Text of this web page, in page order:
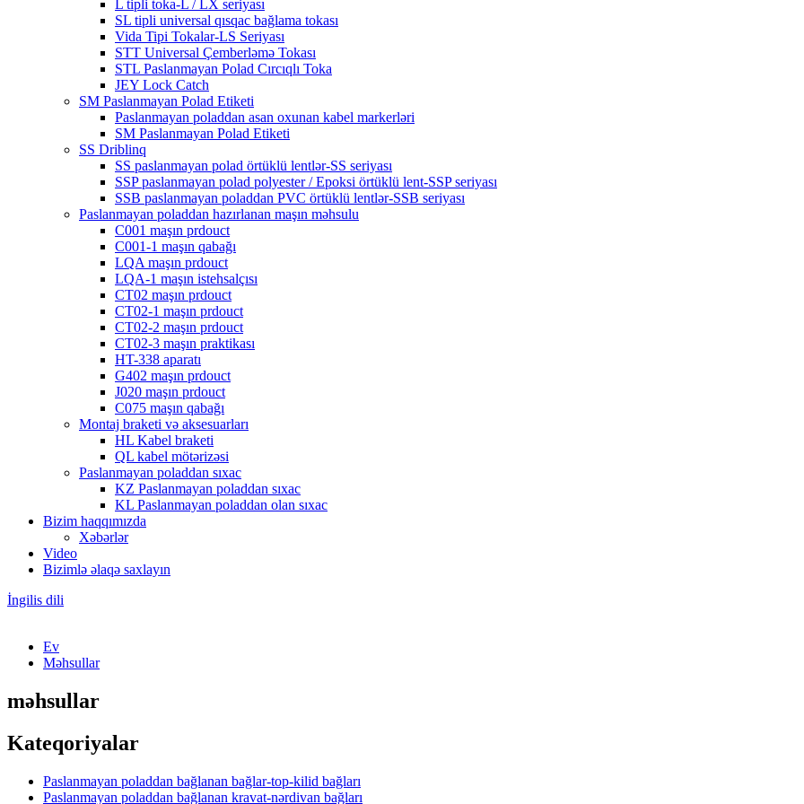
L tipli toka-L / LX seriyası
SL tipli universal qısqac bağlama tokası
Vida Tipi Tokalar-LS Seriyası
STT Universal Çemberləmə Tokası
STL Paslanmayan Polad Cırcıqlı Toka
JEY Lock Catch
SM Paslanmayan Polad Etiketi
Paslanmayan poladdan asan oxunan kabel markerləri
SM Paslanmayan Polad Etiketi
SS Driblinq
SS paslanmayan polad örtüklü lentlər-SS seriyası
SSP paslanmayan polad polyester / Epoksi örtüklü lent-SSP seriyası
SSB paslanmayan poladdan PVC örtüklü lentlər-SSB seriyası
Paslanmayan poladdan hazırlanan maşın məhsulu
C001 maşın prdouct
C001-1 maşın qabağı
LQA maşın prdouct
LQA-1 maşın istehsalçısı
CT02 maşın prdouct
CT02-1 maşın prdouct
CT02-2 maşın prdouct
CT02-3 maşın praktikası
HT-338 aparatı
G402 maşın prdouct
J020 maşın prdouct
C075 maşın qabağı
Montaj braketi və aksesuarları
HL Kabel braketi
QL kabel mötərizəsi
Paslanmayan poladdan sıxac
KZ Paslanmayan poladdan sıxac
KL Paslanmayan poladdan olan sıxac
Bizim haqqımızda
Xəbərlər
Video
Bizimlə əlaqə saxlayın
İngilis dili
Ev
Məhsullar
məhsullar
Kateqoriyalar
Paslanmayan poladdan bağlanan bağlar-top-kilid bağları
Paslanmayan poladdan bağlanan kravat-nərdivan bağları